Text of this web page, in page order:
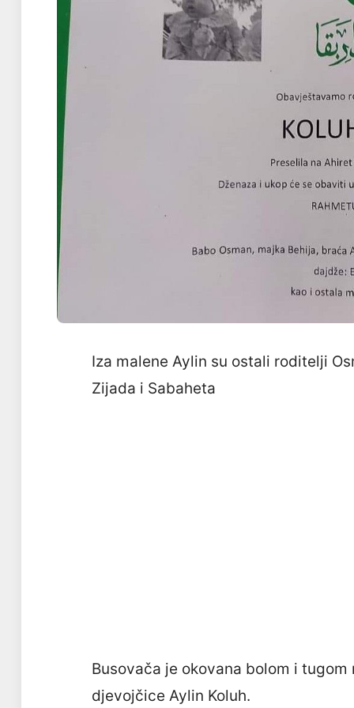
Iza malene Aylin su ostali roditelji
Zijada i Sabaheta
Busovača je okovana bolom i
djevojčice Aylin Koluh.